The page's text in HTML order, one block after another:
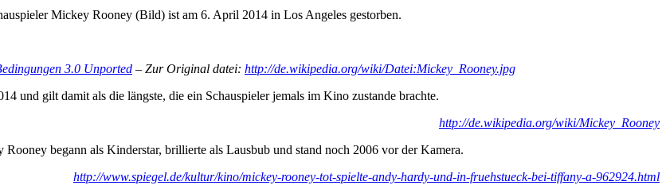
Mickey Rooney (Bild) ist am 6. April 2014 in Los Angeles gestorben.
3.0 Unported – Zur Original datei: http://de.wikipedia.org/wiki/Datei:Mickey_Rooney.jpg
und gilt damit als die längste, die ein Schauspieler jemals im Kino zustande brachte.
http://de.wikipedia.org/wiki/Mickey_Rooney
begann als Kinderstar, brillierte als Lausbub und stand noch 2006 vor der Kamera.
http://www.spiegel.de/kultur/kino/mickey-rooney-tot-spielte-andy-hardy-und-in-fruehstueck-bei-tiffany-a-962924.html